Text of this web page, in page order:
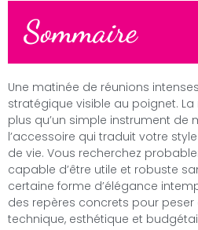
Sommaire
Une matinée de réunions
stratégique visible au poignet.
plus qu’un simple instrument de
l’accessoire qui traduit votre
de vie. Vous recherchez
capable d’être utile et robuste
certaine forme d’élégance
des repères concrets pour
technique, esthétique et